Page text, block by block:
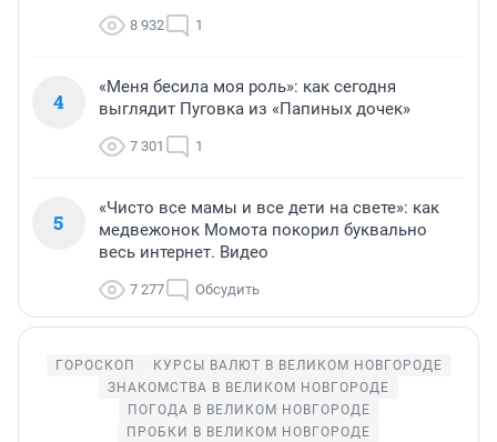
8 932 1
4
«Меня бесила моя роль»: как сегодня
выглядит Пуговка из «Папиных дочек»
7 301 1
5
«Чисто все мамы и все дети на свете»: как
медвежонок Момота покорил буквально
весь интернет. Видео
7 277 Обсудить
ГОРОСКОП
КУРСЫ ВАЛЮТ В ВЕЛИКОМ НОВГОРОДЕ
ЗНАКОМСТВА В ВЕЛИКОМ НОВГОРОДЕ
ПОГОДА В ВЕЛИКОМ НОВГОРОДЕ
ПРОБКИ В ВЕЛИКОМ НОВГОРОДЕ